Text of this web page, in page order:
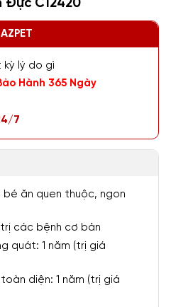
Đực C12420
lý do gì
Hành 365 Ngày
7
ăn quen thuộc, ngon
các bệnh cơ bản
quát: 1 năm (trị giá
diện: 1 năm (trị giá